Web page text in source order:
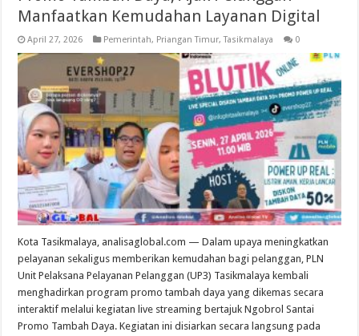
Manfaatkan Kemudahan Layanan Digital
April 27, 2026 Pemerintah, Priangan Timur,Tasikmalaya 0
Kota Tasikmalaya, analisaglobal.com — Dalam upaya meningkatkan
pelayanan sekaligus memberikan kemudahan bagi pelanggan, PLN
Unit Pelaksana Pelayanan Pelanggan (UP3) Tasikmalaya kembali
menghadirkan program promo tambah daya yang dikemas secara
interaktif melalui kegiatan live streaming bertajuk Ngobrol Santai
Promo Tambah Daya. Kegiatan ini disiarkan secara langsung pada